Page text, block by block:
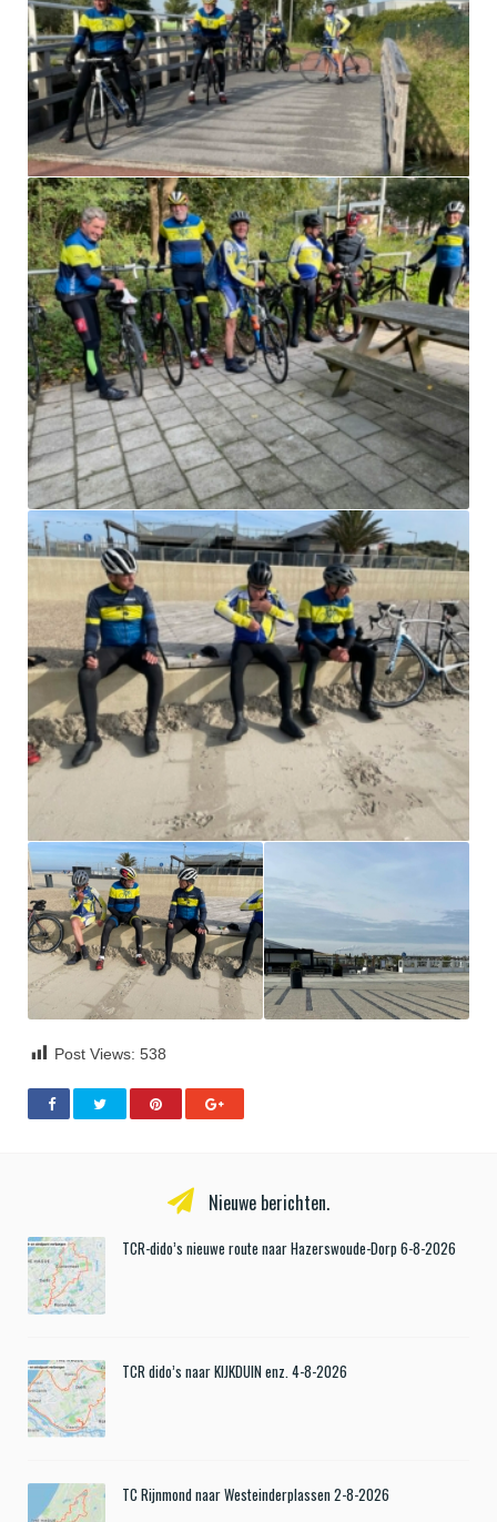
Post Views: 538
Nieuwe berichten.
TCR-dido’s nieuwe route naar Hazerswoude-Dorp 6-8-2026
TCR dido’s naar KIJKDUIN enz. 4-8-2026
TC Rijnmond naar Westeinderplassen 2-8-2026